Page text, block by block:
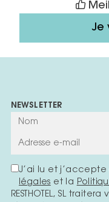
Je
NEWSLETTER
J’ai lu et j’accepte
légales et la
RESTHOTEL, SL